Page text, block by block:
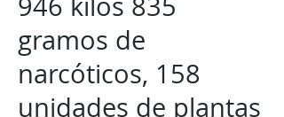
gramos de
narcóticos, 158
unidades de plantas